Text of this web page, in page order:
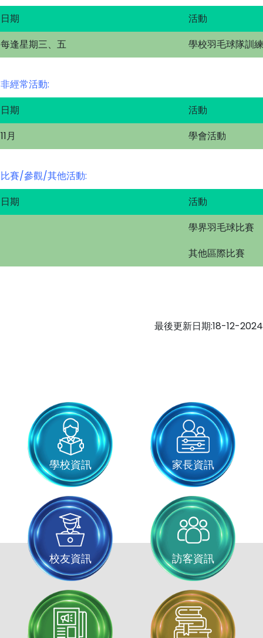
日期
活動
每逢星期三、五
學校羽毛球隊訓練
非經常活動:
日期
活動
11月
學會活動
比賽/參觀/其他活動:
日期
活動
學界羽毛球比賽
其他區際比賽
最後更新日期:18-12-2024
學校資訊 家長資訊
校友資訊 訪客資訊